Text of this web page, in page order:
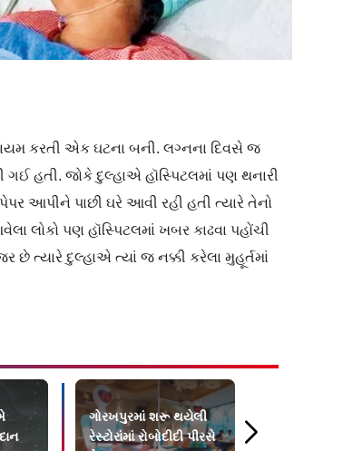
કરતી એક ઘટના બની. લગ્નના દિવસે જ
હતી. જોકે દુલ્હાએ હૉસ્પિટલમાં પણ થનારી
આપીને પાછી ઘરે આવી રહી હતી ત્યારે તેનો
લોકો પણ હૉસ્પિટલમાં ખબર કાઢવા પહોંચી
ત્યારે દુલ્હાએ ત્યાં જ નક્કી કરેલા મુહૂર્તમાં
ગોરખપુરમાં શરૂ થયેલી
રેસ્ટોરાંમાં રોબોદીદી પીરસે